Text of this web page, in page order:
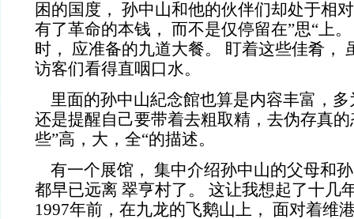
困的国度， 孙中山和他的伙伴们却处于相
有了革命的本钱， 而不是仅停留在”思“上
时， 应准备的九道大餐。 盯着这些佳肴，
访客们看得直咽口水。
里面的孙中山紀念館也算是内容丰富，多
还是提醒自己要带着去粗取精，去伪存真
些”高，大，全“的描述。
有一个展馆， 集中介绍孙中山的父母和
都早已远离 翠亨村了。 这让我想起了十几
1997年前，在九龙的飞鹅山上， 面对着维